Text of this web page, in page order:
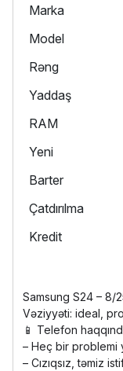
Marka
Model
Rəng
Yaddaş
RAM
Yeni
Barter
Çatdırılma
Kredit
Samsung S24 – 8/
Vəziyyəti: ideal,
📱 Telefon
– Heç bir problemi
– Cızıqsız, təmiz